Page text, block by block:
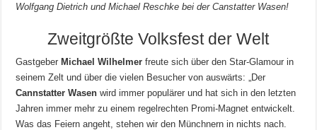
Wolfgang Dietrich und Michael Reschke bei der Canstatter Wasen!
Zweitgrößte Volksfest der Welt
GastgeberMichael Wilhelmer freute sich über den Star-Glamour in
seinem Zelt und über die vielen Besucher von auswärts: „Der
Cannstatter Wasen wird immer populärer und hat sich in den letzten
Jahren immer mehr zu einem regelrechten Promi-Magnet entwickelt.
Was das Feiern angeht, stehen wir den Münchnern in nichts nach.